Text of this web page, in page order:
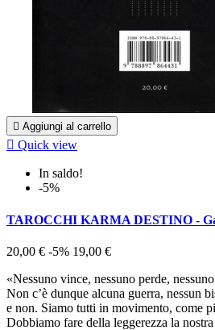
 Aggiungi al carrello
 Quick view
In saldo!
-5%
TAROCCHI KARMA DESTINO -
20,00 € -5% 19,00 €
«Nessuno vince, nessuno perde,
Non c’è dunque alcuna guerra, nessun
e non. Siamo tutti in movimento, come
Dobbiamo fare della leggerezza la